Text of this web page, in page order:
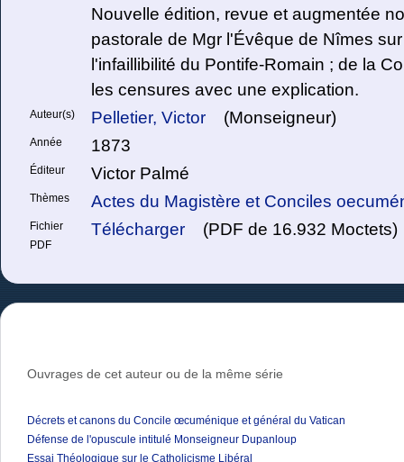
Nouvelle édition, revue et augmentée
pastorale de Mgr l'Évêque de Nîmes
l'infaillibilité du Pontife-Romain ; de la
les censures avec une explication.
Auteur(s) Pelletier, Victor (Monseigneur)
Année 1873
Éditeur Victor Palmé
Thèmes Actes du Magistère et Conciles
Fichier
PDF
Télécharger (PDF de 16.932 Moctets)
Ouvrages de cet auteur ou de la même série
Décrets et canons du Concile œcuménique et général du Vatican
Défense de l'opuscule intitulé Monseigneur Dupanloup
Essai Théologique sur le Catholicisme Libéral